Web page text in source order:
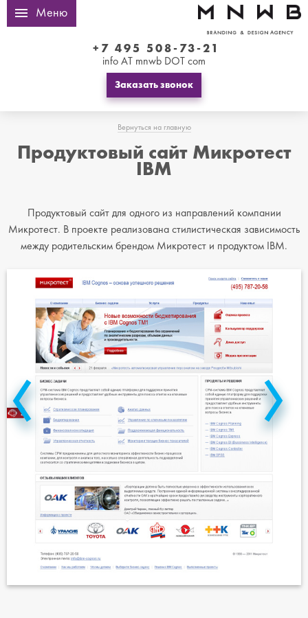
Меню
+7 495 508-73-21
info AT mnwb DOT com
Заказать звонок
Вернуться на главную
Продуктовый сайт Микротест
IBM
Продуктовый сайт для одного из направлений компании
Микротест. В проекте реализована стилистическая зависимость
между родительским брендом Микротест и продуктом IBM.